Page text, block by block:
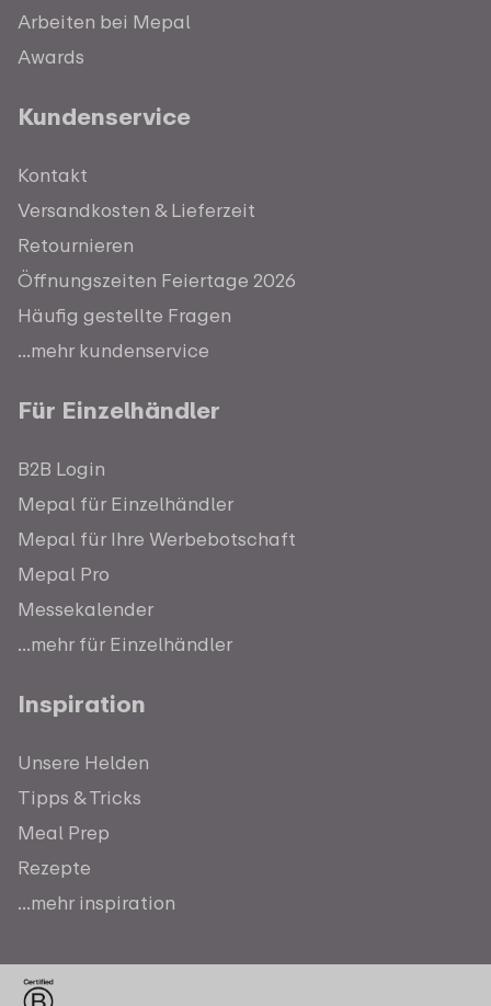
Arbeiten bei Mepal
Awards
Kundenservice
Kontakt
Versandkosten & Lieferzeit
Retournieren
Öffnungszeiten Feiertage 2026
Häufig gestellte Fragen
...mehr kundenservice
Für Einzelhändler
B2B Login
Mepal für Einzelhändler
Mepal für Ihre Werbebotschaft
Mepal Pro
Messekalender
...mehr für Einzelhändler
Inspiration
Unsere Helden
Tipps & Tricks
Meal Prep
Rezepte
...mehr inspiration